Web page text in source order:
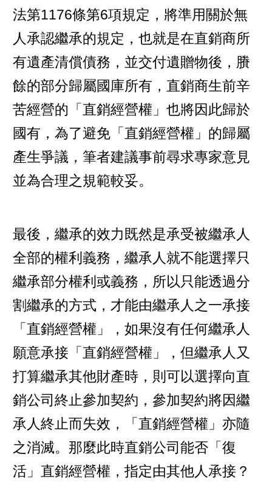
法第1176條第6項規定，將準用關於無
人承認繼承的規定，也就是在直銷商所
有遺產清償債務，並交付遺贈物後，賸
餘的部分歸屬國庫所有，直銷商生前辛
苦經營的「直銷經營權」也將因此歸於
國有，為了避免「直銷經營權」的歸屬
產生爭議，筆者建議事前尋求專家意見
並為合理之規範較妥。
最後，繼承的效力既然是承受被繼承人
全部的權利義務，繼承人就不能選擇只
繼承部分權利或義務，所以只能透過分
割繼承的方式，才能由繼承人之一承接
「直銷經營權」，如果沒有任何繼承人
願意承接「直銷經營權」，但繼承人又
打算繼承其他財產時，則可以選擇向直
銷公司終止參加契約，參加契約將因繼
承人終止而失效，「直銷經營權」亦隨
之消滅。那麼此時直銷公司能否「復
活」直銷經營權，指定由其他人承接？